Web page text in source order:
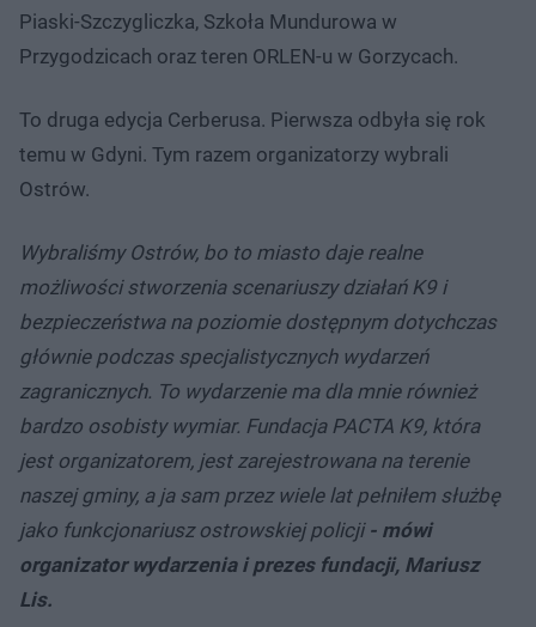
Piaski-Szczygliczka, Szkoła Mundurowa w
Przygodzicach oraz teren ORLEN-u w Gorzycach.
To druga edycja Cerberusa. Pierwsza odbyła się rok
temu w Gdyni. Tym razem organizatorzy wybrali
Ostrów.
Wybraliśmy Ostrów, bo to miasto daje realne
możliwości stworzenia scenariuszy działań K9 i
bezpieczeństwa na poziomie dostępnym dotychczas
głównie podczas specjalistycznych wydarzeń
zagranicznych. To wydarzenie ma dla mnie również
bardzo osobisty wymiar. Fundacja PACTA K9, która
jest organizatorem, jest zarejestrowana na terenie
naszej gminy, a ja sam przez wiele lat pełniłem służbę
jako funkcjonariusz ostrowskiej policji - mówi
organizator wydarzenia i prezes fundacji, Mariusz
Lis.